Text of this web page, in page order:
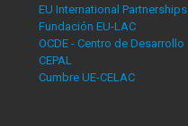
EU International Partnerships
Fundación EU-LAC
OCDE - Centro de Desarrollo
CEPAL
Cumbre UE-CELAC